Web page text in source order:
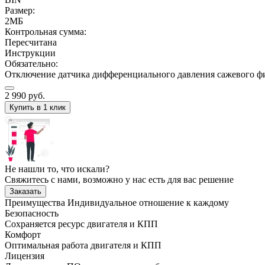
Размер:
2МБ
Контрольная сумма:
Пересчитана
Инструкции
Обязательно:
Отключение датчика дифференциального давления сажевого
2 990 руб.
Купить в 1 клик
Не нашли то, что искали?
Свяжитесь с нами, возможно у нас есть для вас решение
Заказать
Преимущества Индивидуальное отношение к каждому
Безопасность
Сохраняется ресурс двигателя и КПП
Комфорт
Оптимальная работа двигателя и КПП
Лицензия